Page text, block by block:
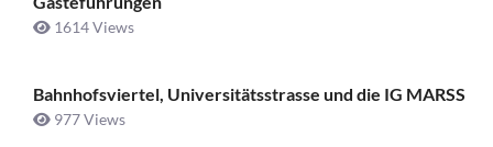
1614 Views
Bahnhofsviertel, Universitätsstrasse und die IG MARSS
977 Views